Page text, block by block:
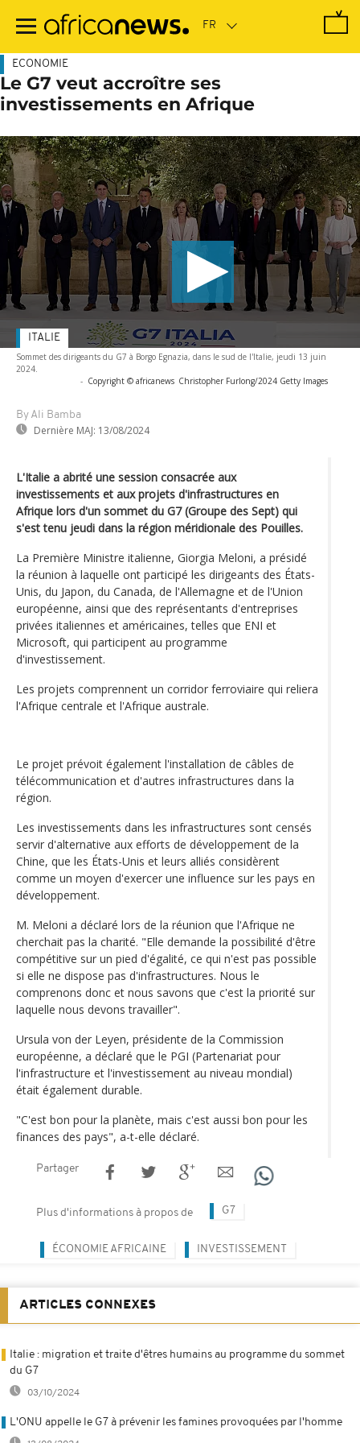
contenu
ECONOMIE
Le G7 veut accroître ses
investissements en Afrique
Sommet des dirigeants du G7 à Borgo Egnazia, dans le sud de l'Italie, jeudi 13 juin
2024.
- Copyright © africanews Christopher Furlong/2024 Getty Images
By Ali Bamba
Dernière MAJ: 13/08/2024
ITALIE
L'Italie a abrité une session consacrée aux
investissements et aux projets d'infrastructures en
Afrique lors d'un sommet du G7 (Groupe des Sept) qui
s'est tenu jeudi dans la région méridionale des Pouilles.
La Première Ministre italienne, Giorgia Meloni, a présidé
la réunion à laquelle ont participé les dirigeants des États-
Unis, du Japon, du Canada, de l'Allemagne et de l'Union
européenne, ainsi que des représentants d'entreprises
privées italiennes et américaines, telles que ENI et
Microsoft, qui participent au programme
d'investissement.
Les projets comprennent un corridor ferroviaire qui reliera
l'Afrique centrale et l'Afrique australe.
Le projet prévoit également l'installation de câbles de
télécommunication et d'autres infrastructures dans la
région.
Les investissements dans les infrastructures sont censés
servir d'alternative aux efforts de développement de la
Chine, que les États-Unis et leurs alliés considèrent
comme un moyen d'exercer une influence sur les pays en
développement.
M. Meloni a déclaré lors de la réunion que l'Afrique ne
cherchait pas la charité. "Elle demande la possibilité d'être
compétitive sur un pied d'égalité, ce qui n'est pas possible
si elle ne dispose pas d'infrastructures. Nous le
comprenons donc et nous savons que c'est la priorité sur
laquelle nous devons travailler".
Ursula von der Leyen, présidente de la Commission
européenne, a déclaré que le PGI (Partenariat pour
l'infrastructure et l'investissement au niveau mondial)
était également durable.
"C'est bon pour la planète, mais c'est aussi bon pour les
finances des pays", a-t-elle déclaré.
Partager
Plus d'informations à propos de G7
ÉCONOMIE AFRICAINE INVESTISSEMENT
ARTICLES CONNEXES
Italie : migration et traite d'êtres humains au programme du sommet
du G7
03/10/2024
L'ONU appelle le G7 à prévenir les famines provoquées par l'homme